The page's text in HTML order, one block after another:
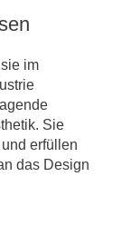
im
Sie
erfüllen
das Design